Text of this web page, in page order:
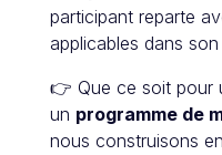
participant reparte
applicables dans
👉 Que ce soit pour
un programme de
nous construisons